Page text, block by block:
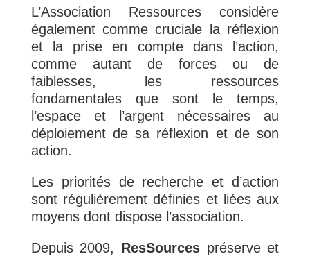
L’Association Ressources considère
également comme cruciale la réflexion
et la prise en compte dans l’action,
comme autant de forces ou de
faiblesses, les ressources
fondamentales que sont le temps,
l’espace et l’argent nécessaires au
déploiement de sa réflexion et de son
action.
Les priorités de recherche et d’action
sont régulièrement définies et liées aux
moyens dont dispose l’association.
Depuis 2009, ResSources préserve et